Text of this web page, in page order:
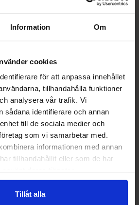
Information Om
cookies
för att anpassa innehållet
tillhandahålla funktioner
analysera vår trafik. Vi
sådana identifierare och annan
till de sociala medier och
som vi samarbetar med.
informationen med annan
tillhandahållit eller som de har
Tillåt alla
Sour -
x
kr
NOCCO Pomelo Citrus 33cl x
24st
645.60 kr 449.90 kr